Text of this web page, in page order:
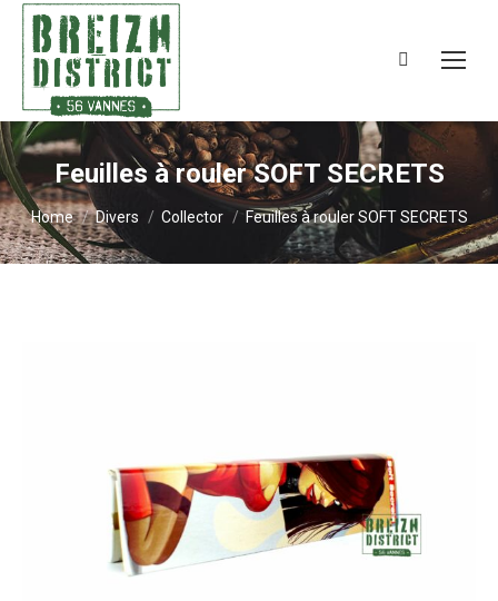
Search:
Feuilles à rouler SOFT SECRETS
You are here:
Home Divers Collector Feuilles à rouler SOFT SECRETS